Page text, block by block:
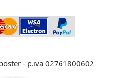
- p.iva 02761800602